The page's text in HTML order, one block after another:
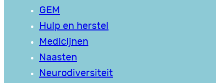
GEM
Hulp en herstel
Medicijnen
Naasten
Neurodiversiteit